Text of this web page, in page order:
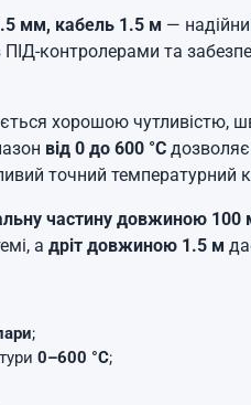
мм, кабель 1.5 м —
контролерами та
хорошою чутливістю,
від 0 до 600 °C дозволяє
точний температурний
частину довжиною 100
а дріт довжиною 1.5 м
;
0–600 °C;